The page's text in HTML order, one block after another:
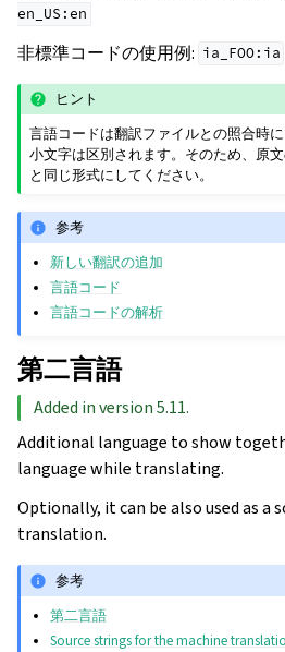
en_US:en
非標準コードの使用例: ia_FOO:ia
ヒント
言語コードは翻訳ファイルとの照合時
小文字は区別されます。そのため、原
と同じ形式にしてください。
参考
新しい翻訳の追加
言語コード
言語コードの解析
第二言語
Added in version 5.11.
Additional language to show
language while translating.
Optionally, it can be also used as a
translation.
参考
第二言語
Source strings for the machine